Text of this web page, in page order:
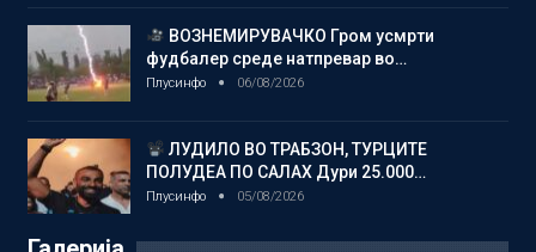
ВОЗНЕМИРУВАЧКО Гром усмрти
фудбалер среде натпревар во…
Плусинфо 06/08/2026
ЛУДИЛО ВО ТРАБЗОН, ТУРЦИТЕ
ПОЛУДЕА ПО САЛАХ Дури 25.000…
Плусинфо 05/08/2026